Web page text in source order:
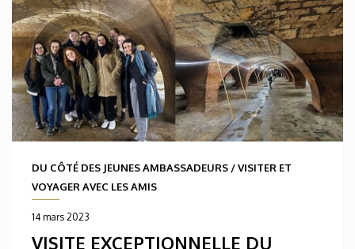
DU CÔTÉ DES JEUNES AMBASSADEURS /VISITER ET
VOYAGER AVEC LES AMIS
14 mars 2023
VISITE EXCEPTIONNELLE DU